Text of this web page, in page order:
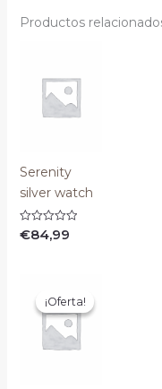
Productos
Serenity
silver watch
Valorado
con
€84,99
¡Oferta!
¡Oferta!precio
original
era:
€119,99.
precio
actual
es:
€99,99.